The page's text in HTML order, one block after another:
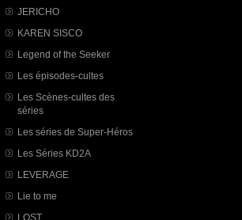
JERICHO
KAREN SISCO
Legend of the Seeker
Les épisodes-cultes
Les Scènes-cultes des
séries
Les séries de Super-Héros
Les Séries KD2A
LEVERAGE
Lie to me
LOST